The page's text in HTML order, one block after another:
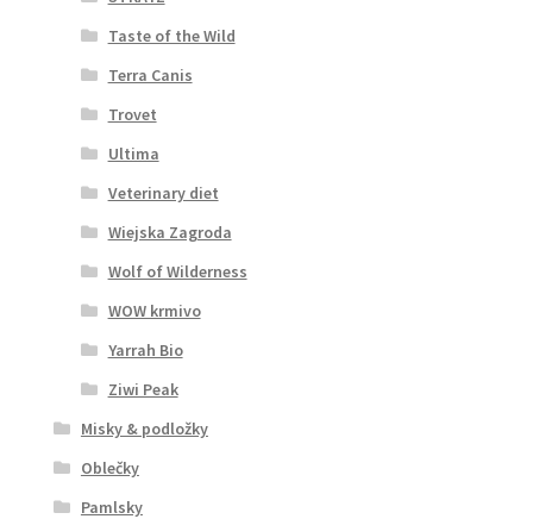
Taste of the Wild
Terra Canis
Trovet
Ultima
Veterinary diet
Wiejska Zagroda
Wolf of Wilderness
WOW krmivo
Yarrah Bio
Ziwi Peak
Misky & podložky
Oblečky
Pamlsky